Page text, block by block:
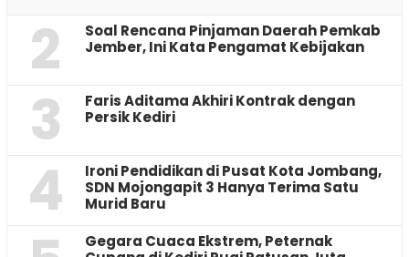
2
‎Soal Rencana Pinjaman Daerah Pemkab
Jember, Ini Kata Pengamat Kebijakan ‎
3
Faris Aditama Akhiri Kontrak dengan
Persik Kediri
4
Ironi Pendidikan di Pusat Kota Jombang,
SDN Mojongapit 3 Hanya Terima Satu
Murid Baru
‎Gegara Cuaca Ekstrem, Peternak